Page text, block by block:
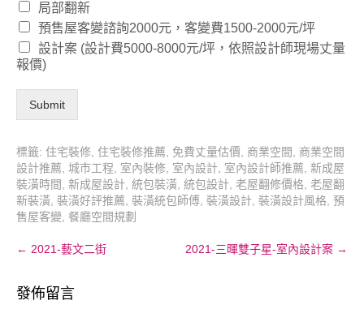
局部翻新
預售屋客變諮詢2000元，客變費1500-2000元/坪
設計案 (設計費5000-8000元/坪，依照設計師現場丈量
報價)
Submit
標籤: 住宅裝修, 住宅裝修推薦, 免費丈量估價, 商業空間, 商業空間
設計推薦, 城市工程, 室內裝修, 室內設計, 室內設計師推薦, 新成屋
裝潢時間, 新成屋設計, 統包裝潢, 統包設計, 老屋翻修價格, 老屋翻
新裝潢, 裝潢好評推薦, 裝潢統包師傅, 裝潢設計, 裝潢設計風格, 預
售屋客變, 餐廳空間規劃
Post
← 2021-藝文二街 2021-三暉雙子星-室內設計案 →
發佈留言